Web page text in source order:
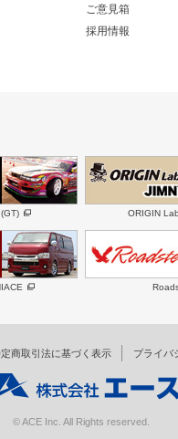
ご意見箱
採用情報
キャラバン
三菱
デリカ D:5
汎用
まつど家 鉄漢
リアゲート
メンテナンスパー
DAYTONA-RS
DTM:exclusive
ワイパーガード
ORIGIN
商取引法に基づく表示 プライバ
© ACE Inc. All Rights reserved.